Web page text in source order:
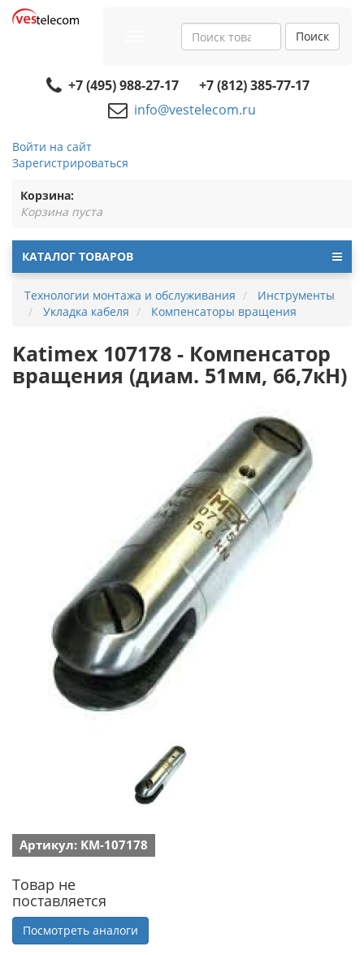
navigation
Поиск
+7 (495) 988-27-17
+7 (812) 385-77-17
info@vestelecom.ru
Войти на сайт
Зарегистрироваться
Корзина:
Корзина пуста
КАТАЛОГ ТОВАРОВ
Технологии монтажа и обслуживания
Инструменты
Укладка кабеля
Компенсаторы вращения
Katimex 107178 - Компенсатор
вращения (диам. 51мм, 66,7кН)
Артикул: KM-107178
Товар не
поставляется
Посмотреть аналоги